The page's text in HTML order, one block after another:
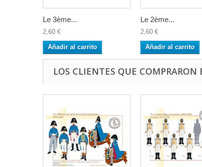
Le 3ème...
2,60 €
Añadir al carrito
Le 2ème...
2,60 €
Añadir al carrito
LOS CLIENTES QUE